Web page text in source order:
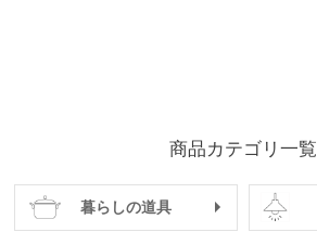
商品カテゴリ一覧
暮らしの道具